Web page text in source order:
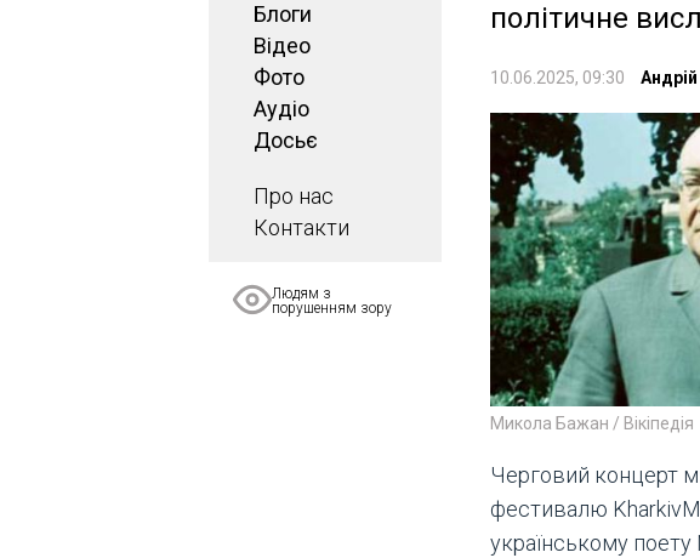
Блоги
Відео
Фото
Аудіо
Досьє
Про нас
Контакти
Людям з
порушенням зору
політичне
10.06.2025, 09:30
Микола Бажан / Вікіпедія
Черговий концерт
фестивалю
українському